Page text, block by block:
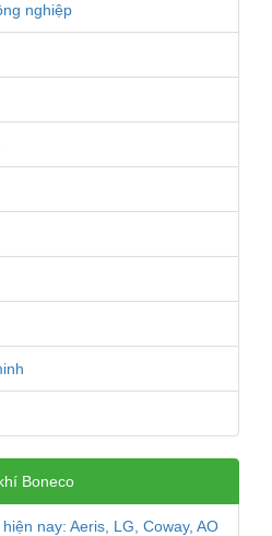
nghiệp
Boneco
nay: Aeris, LG, Coway, AO